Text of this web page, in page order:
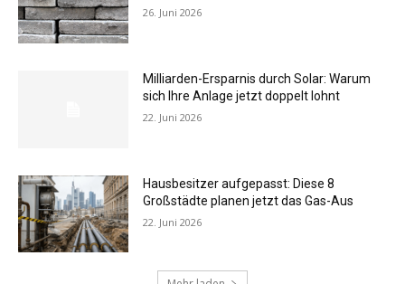
26. Juni 2026
Milliarden-Ersparnis durch Solar: Warum
sich Ihre Anlage jetzt doppelt lohnt
22. Juni 2026
Hausbesitzer aufgepasst: Diese 8
Großstädte planen jetzt das Gas-Aus
22. Juni 2026